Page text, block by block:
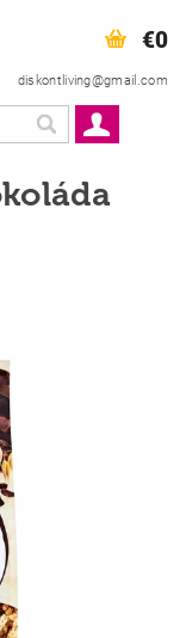
diskontliving@gmail.com
€0